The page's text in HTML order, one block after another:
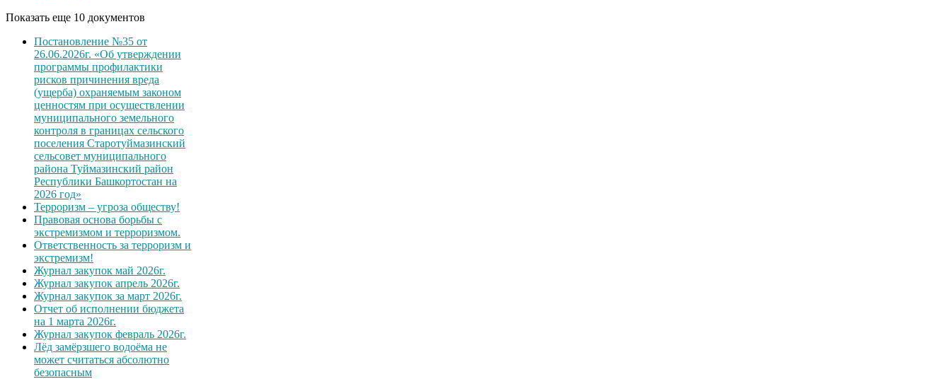
Показать еще 10 документов
Постановление №35 от
26.06.2026г. «Об утверждении
программы профилактики
рисков причинения вреда
(ущерба) охраняемым законом
ценностям при осуществлении
муниципального земельного
контроля в границах сельского
поселения Старотуймазинский
сельсовет муниципального
района Туймазинский район
Республики Башкортостан на
2026 год»
Терроризм – угроза обществу!
Правовая основа борьбы с
экстремизмом и терроризмом.
Ответственность за терроризм и
экстремизм!
Журнал закупок май 2026г.
Журнал закупок апрель 2026г.
Журнал закупок за март 2026г.
Отчет об исполнении бюджета
на 1 марта 2026г.
Журнал закупок февраль 2026г.
Лёд замёрзшего водоёма не
может считаться абсолютно
безопасным